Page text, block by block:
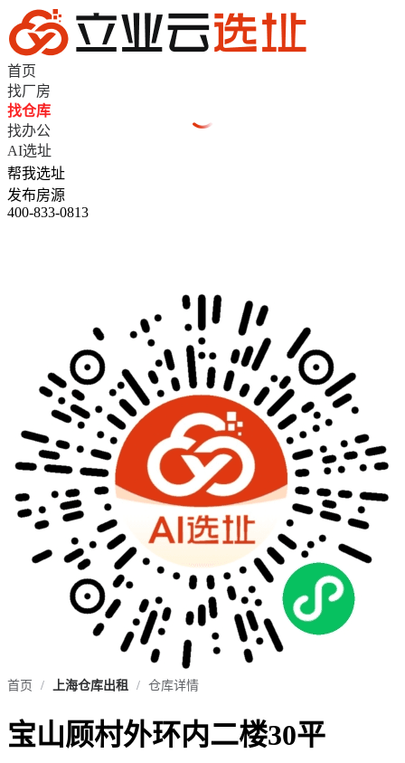
首页
找厂房
找仓库
找办公
AI选址
帮我选址
发布房源
400-833-0813
首页 / 上海仓库出租 / 仓库详情
宝山顾村外环内二楼30平